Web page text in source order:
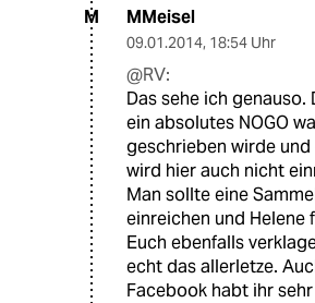
M MMeisel
09.01.2014, 18:54 Uhr
@RV:
Das sehe ich genauso.
ein absolutes NOGO
geschrieben wirde
wird hier auch nicht
Man sollte eine
einreichen und Helene
Euch ebenfalls
echt das allerletze.
Facebook habt ihr